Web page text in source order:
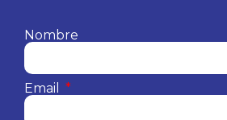
Nombre
Email